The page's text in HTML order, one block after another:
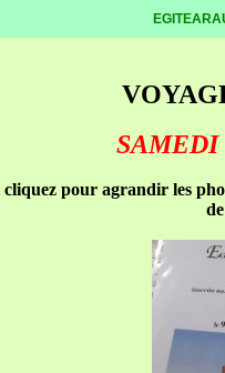
SAMEDI
cliquez pour agrandir les